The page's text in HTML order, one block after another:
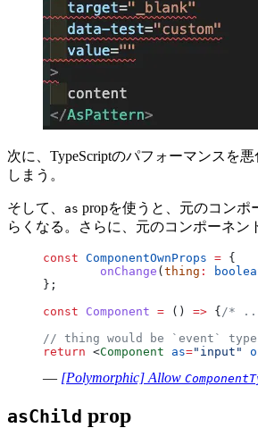
次に、TypeScriptのパフォーマンスを悪
しまう。
そして、 as propを使うと、元のコンポ
らくなる。さらに、元のコンポーネン
const ComponentOwnProps = {
	onChange
(thing :
};
const Component = () => { /*
// thing would be `event`
return <Component as="input"
— [Polymorphic] Allow
asChild prop